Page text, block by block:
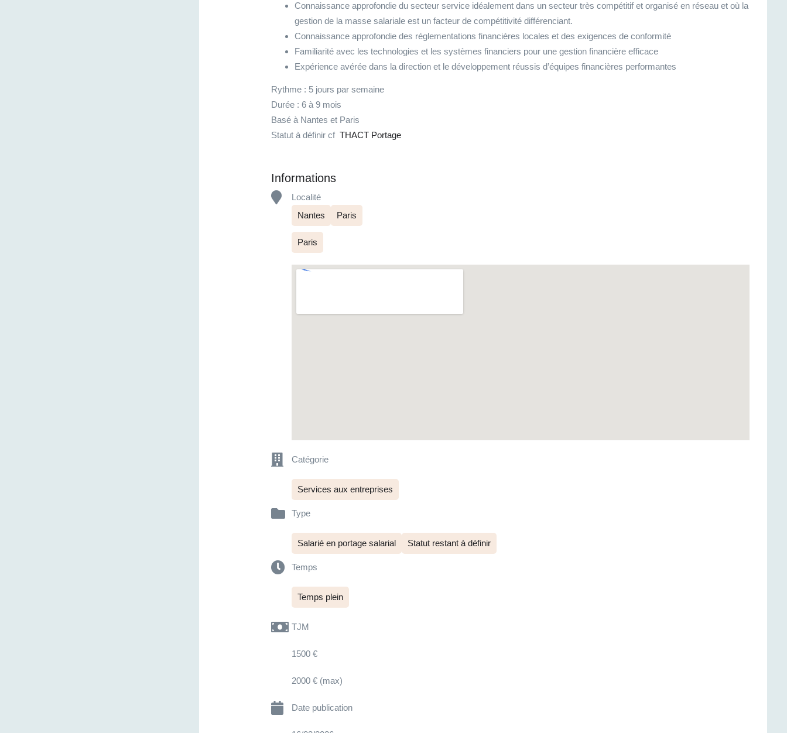
Connaissance approfondie du secteur service idéalement dans un secteur très compétitif et organisé en réseau et où la
gestion de la masse salariale est un facteur de compétitivité différenciant.
Connaissance approfondie des réglementations financières locales et des exigences de conformité
Familiarité avec les technologies et les systèmes financiers pour une gestion financière efficace
Expérience avérée dans la direction et le développement réussis d’équipes financières performantes
Rythme : 5 jours par semaine
Durée : 6 à 9 mois
Basé à Nantes et Paris
Statut à définir cf THACT Portage
Informations
Localité
Nantes
Paris
Paris
Catégorie
Services aux entreprises
Type
Salarié en portage salarial Statut restant à définir
Temps
Temps plein
TJM
1500 €
2000 € (max)
Date publication